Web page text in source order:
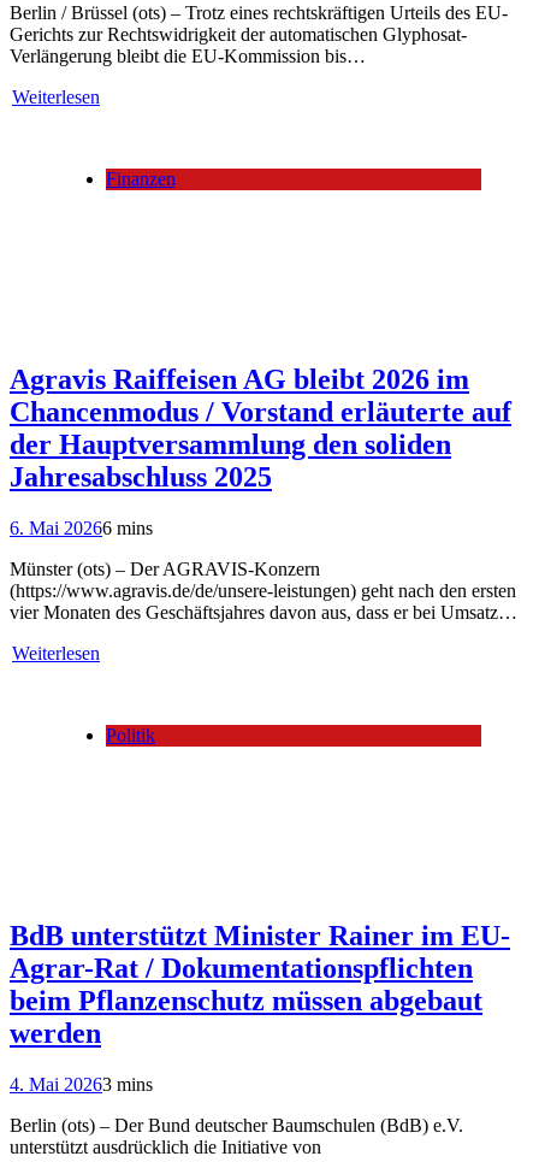
Berlin / Brüssel (ots) – Trotz eines rechtskräftigen Urteils des EU-
Gerichts zur Rechtswidrigkeit der automatischen Glyphosat-
Verlängerung bleibt die EU-Kommission bis…
Weiterlesen
Finanzen
Agravis Raiffeisen AG bleibt 2026 im
Chancenmodus / Vorstand erläuterte auf
der Hauptversammlung den soliden
Jahresabschluss 2025
6. Mai 20266 mins
Münster (ots) – Der AGRAVIS-Konzern
(https://www.agravis.de/de/unsere-leistungen) geht nach den ersten
vier Monaten des Geschäftsjahres davon aus, dass er bei Umsatz…
Weiterlesen
Politik
BdB unterstützt Minister Rainer im EU-
Agrar-Rat / Dokumentationspflichten
beim Pflanzenschutz müssen abgebaut
werden
4. Mai 20263 mins
Berlin (ots) – Der Bund deutscher Baumschulen (BdB) e.V.
unterstützt ausdrücklich die Initiative von